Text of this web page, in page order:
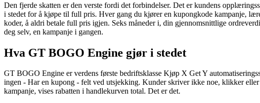
Den fjerde skatten er den verste fordi det forbindelser. Det er kundens
i stedet for å kjøpe til full pris. Hver gang du kjører en kupongkode kampanje,
koder, å aldri betale full pris igjen. Seks måneder i, din gjennomsnittlige
deg selv, en kampanje i gangen.
Hva GT BOGO Engine gjør i stedet
GT BOGO Engine er verdens første bedriftsklasse Kjøp X Get Y
ingen - Har en kupong - felt ved utsjekking. Kunder skriver ikke noe, klikker
kampanje, vises rabatten i handlekurven total. Det er det.